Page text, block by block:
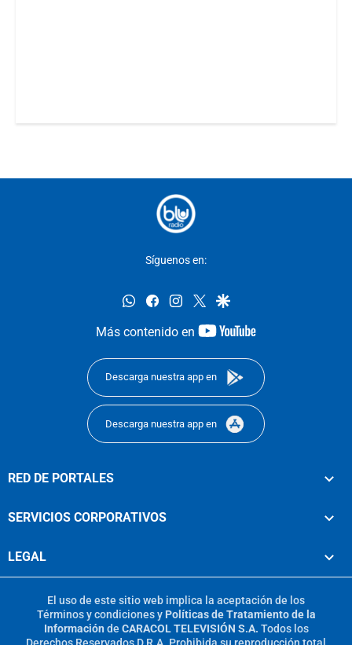
Síguenos en:
whatsappfacebookinstagram
twittergoogle
Más contenido en
youtube-
Descarga nuestra app en
Descarga nuestra app en
RED DE PORTALES
SERVICIOS CORPORATIVOS
LEGAL
El uso de este sitio web implica la aceptación de los
Términos y condicionesy Políticas de Tratamiento de la
Información de CARACOL TELEVISIÓN S.A. Todos los